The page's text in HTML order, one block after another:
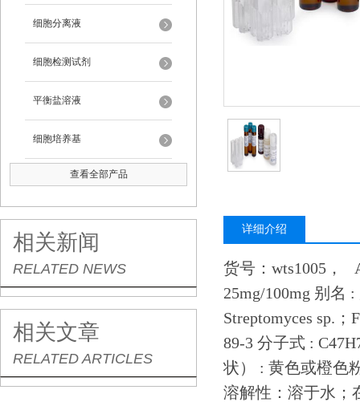
细胞分离液
细胞检测试剂
平衡盐溶液
细胞培养基
查看全部产品
相关新闻
RELATED NEWS
相关文章
RELATED ARTICLES
详细介绍
货号：wts1005，
25mg/100mg 别名
Streptomyces sp.
89-3 分子式 :
状） : 黄色或橙色
溶解性：溶于水；